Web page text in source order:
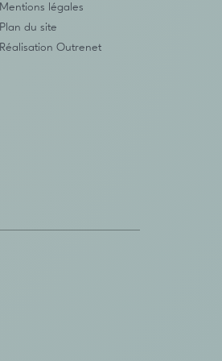
Mentions légales
Plan du site
Réalisation Outrenet